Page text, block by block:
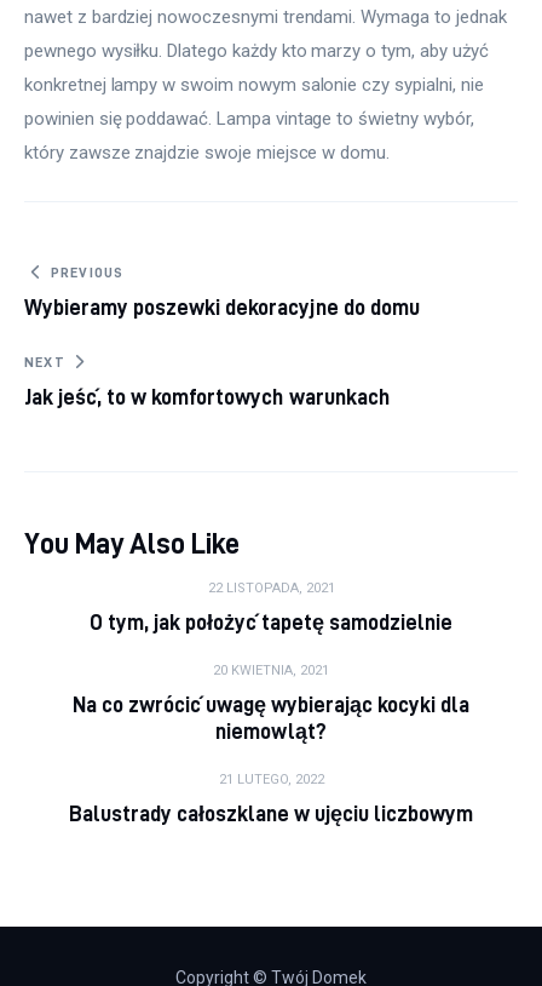
nawet z bardziej nowoczesnymi trendami. Wymaga to jednak
pewnego wysiłku. Dlatego każdy kto marzy o tym, aby użyć
konkretnej lampy w swoim nowym salonie czy sypialni, nie
powinien się poddawać. Lampa vintage to świetny wybór,
który zawsze znajdzie swoje miejsce w domu.
Nawigacja wpisu
PREVIOUS
Wybieramy poszewki dekoracyjne do domu
NEXT
Jak jeść, to w komfortowych warunkach
You May Also Like
22 LISTOPADA, 2021
O tym, jak położyć tapetę samodzielnie
20 KWIETNIA, 2021
Na co zwrócić uwagę wybierając kocyki dla
niemowląt?
21 LUTEGO, 2022
Balustrady całoszklane w ujęciu liczbowym
Copyright © Twój Domek